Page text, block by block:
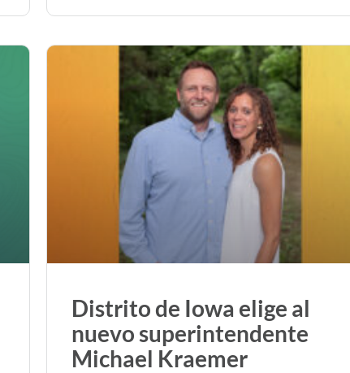
Distrito de Iowa elige al
nuevo superintendente
Michael Kraemer